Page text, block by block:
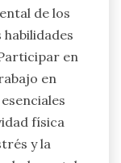
de los
en
en
física
y la